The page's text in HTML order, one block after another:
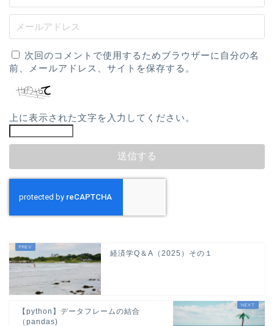
次回のコメントで使用するためブラウザーに自分の名
前、メールアドレス、サイトを保存する。
上に表示された文字を入力してください。
経済学Q＆A（2025）その１
【python】データフレームの結合
（pandas)